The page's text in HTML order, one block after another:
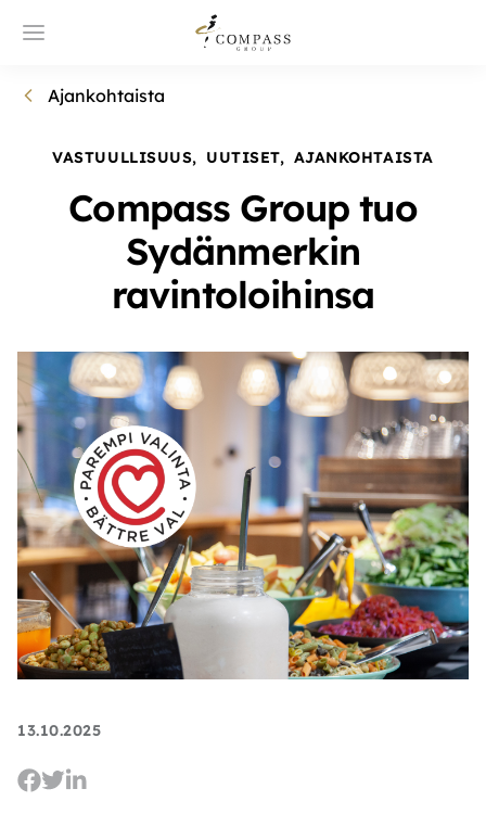
Ajankohtaista
VASTUULLISUUS, UUTISET, AJANKOHTAISTA
Compass Group tuo
Sydänmerkin
ravintoloihinsa
13.10.2025